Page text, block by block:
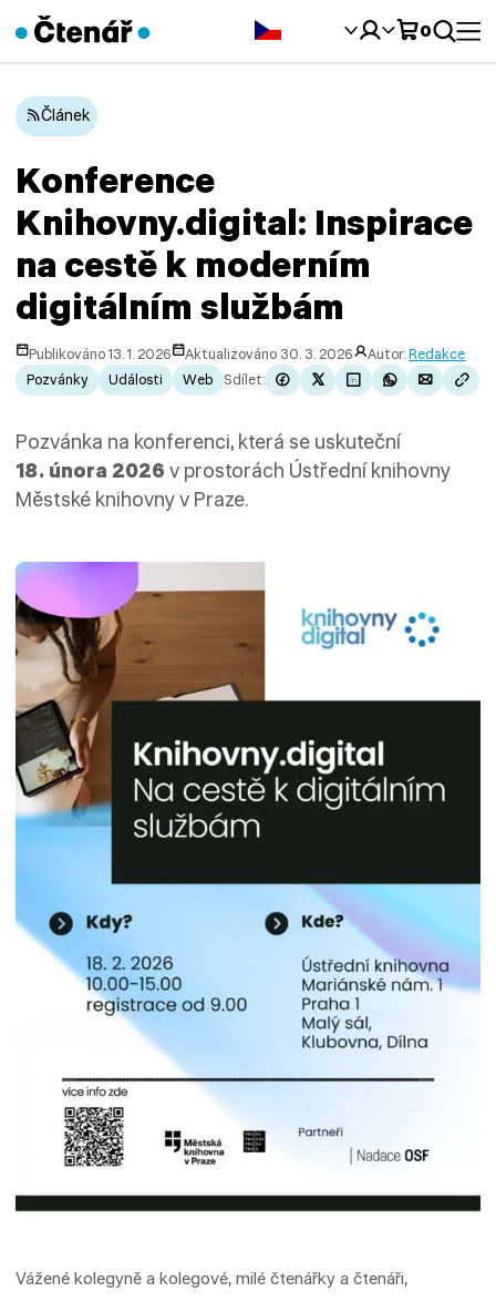
0
Článek
Konference
Knihovny.digital: Inspirace
na cestě k moderním
digitálním službám
Publikováno 13. 1. 2026 Aktualizováno 30. 3. 2026 Autor:Redakce
Pozvánky
Události Web Sdílet:
Pozvánka na konferenci, která se uskuteční
18. února 2026 v prostorách Ústřední knihovny
Městské knihovny v Praze.
Vážené kolegyně a kolegové, milé čtenářky a čtenáři,